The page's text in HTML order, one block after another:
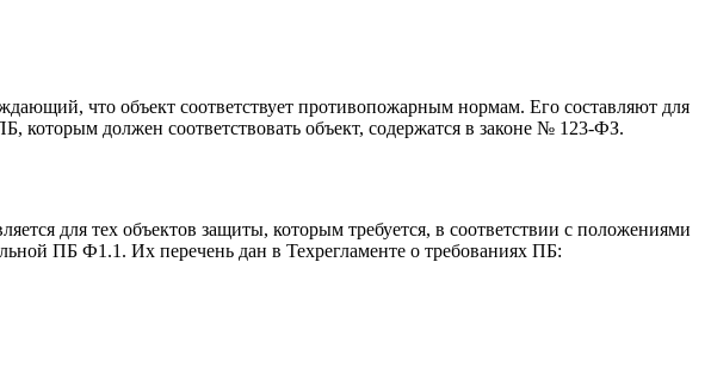
что объект соответствует противопожарным нормам. Его составляют для
которым должен соответствовать объект, содержатся в законе № 123-ФЗ.
для тех объектов защиты, которым требуется, в соответствии с положениями
ПБ Ф1.1. Их перечень дан в Техрегламенте о требованиях ПБ: